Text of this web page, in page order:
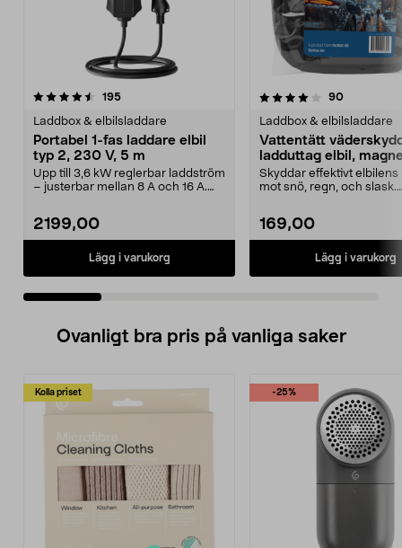
195recensioner
Laddbox & elbilsladdare
Portabel 1-fas laddare elbil
typ 2, 230 V, 5 m
Upp till 3,6 kW reglerbar laddström
– justerbar mellan 8 A och 16 A.
2199,00
Lägg i varukorg
4.0 av 5 stjärnor 90
Laddbox & elbilsladdare
Vattentätt
ladduttag elbil,
Skyddar effektivt elbilens
mot snö, regn, och slask.
169,00
Lägg i varukorg
0.0 av 5 stjärnor
Ovanligt bra pris på vanliga saker
Kolla priset -25%